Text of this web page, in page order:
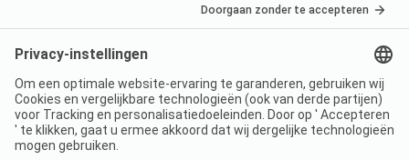
Imprint
Jouw privacy
Voorwaarden
Wet digitale diensten